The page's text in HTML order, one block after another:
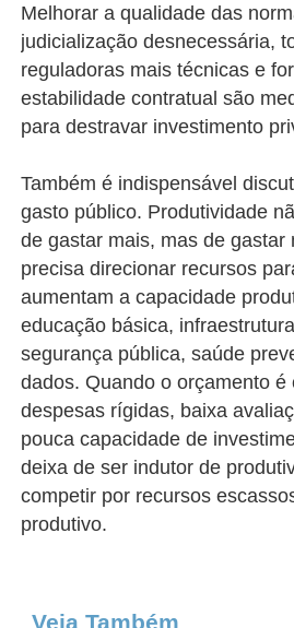
Melhorar a qualidade das
judicialização desnecessária,
reguladoras mais técnicas e
estabilidade contratual são
para destravar investimento
Também é indispensável
gasto público. Produtividade
de gastar mais, mas de gastar
precisa direcionar recursos
aumentam a capacidade
educação básica,
segurança pública, saúde
dados. Quando o orçamento é
despesas rígidas, baixa
pouca capacidade de
deixa de ser indutor de
competir por recursos
produtivo.
Veja Também